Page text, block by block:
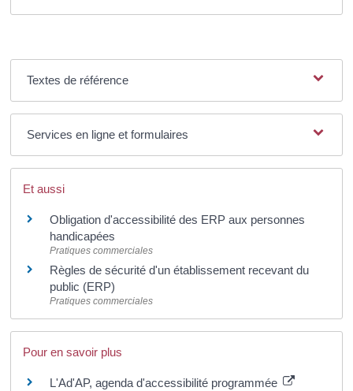
Textes de référence
Services en ligne et formulaires
Et aussi
Obligation d'accessibilité des ERP aux personnes
handicapées
Pratiques commerciales
Règles de sécurité d'un établissement recevant du
public (ERP)
Pratiques commerciales
Pour en savoir plus
L'Ad'AP, agenda d'accessibilité programmée